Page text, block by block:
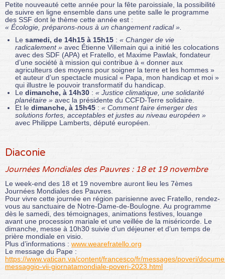
Petite nouveauté cette année pour la fête paroissiale, la possibilité
de suivre en ligne ensemble dans une petite salle le programme
des SSF dont le thème cette année est :
« Écologie, préparons-nous à un changement radical ».
Le samedi, de 14h15 à 15h15 : « Changer de vie
radicalement » avec Étienne Villemain qui a initié les colocations
avec des SDF (APA) et Fratello, et Maxime Pawlak, fondateur
d’une société à mission qui contribue à « donner aux
agriculteurs des moyens pour soigner la terre et les hommes »
et auteur d’un spectacle musical « Papa, mon handicap et moi »
qui illustre le pouvoir transformatif du handicap.
Le dimanche, à 14h30 : « Justice climatique, une solidarité
planétaire » avec la présidente du CCFD-Terre solidaire.
Et le dimanche, à 15h45 : « Comment faire émerger des
solutions fortes, acceptables et justes au niveau européen »
avec Philippe Lamberts, député européen.
Diaconie
Journées Mondiales des Pauvres : 18 et 19 novembre
Le week-end des 18 et 19 novembre auront lieu les 7èmes
Journées Mondiales des Pauvres.
Pour vivre cette journée en région parisienne avec Fratello, rendez-
vous au sanctuaire de Notre-Dame-de-Boulogne. Au programme
dès le samedi, des témoignages, animations festives, louange
avant une procession mariale et une veillée de la miséricorde. Le
dimanche, messe à 10h30 suivie d’un déjeuner et d’un temps de
prière mondiale en visio.
Plus d’informations : www.wearefratello.org
Le message du Pape :
https://www.vatican.va/content/francesco/fr/messages/poveri/
messaggio-vii-giornatamondiale-poveri-2023.html